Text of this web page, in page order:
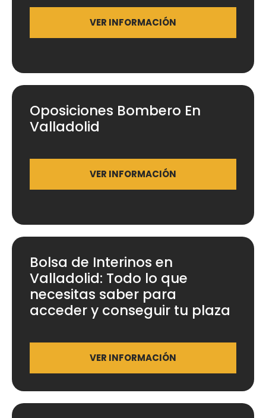
VER INFORMACIÓN
Oposiciones Bombero En
Valladolid
VER INFORMACIÓN
Bolsa de Interinos en
Valladolid: Todo lo que
necesitas saber para
acceder y conseguir tu plaza
VER INFORMACIÓN